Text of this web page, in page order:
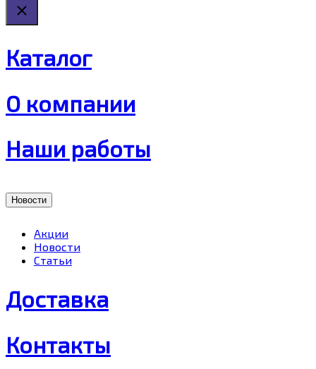
Каталог
О компании
Наши работы
Новости
Акции
Новости
Статьи
Доставка
Контакты